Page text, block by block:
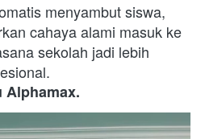
menyambut siswa,
cahaya alami masuk ke
sekolah jadi lebih